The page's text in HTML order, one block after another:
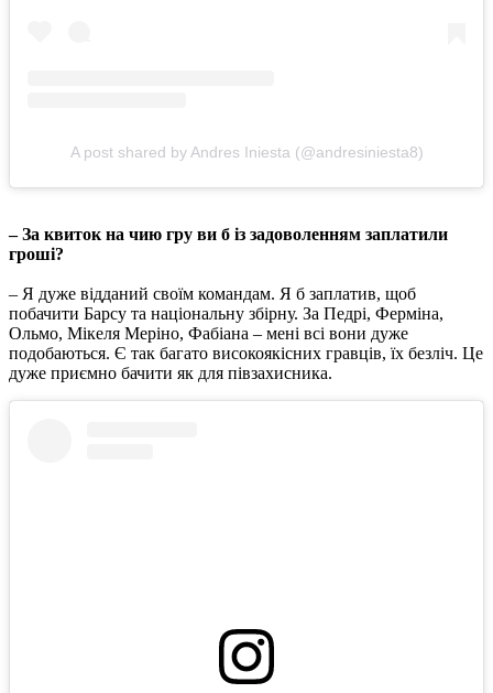
A post shared by Andres Iniesta (@andresiniesta8)
– За квиток на чию гру ви б із задоволенням заплатили
гроші?
– Я дуже відданий своїм командам. Я б заплатив, щоб
побачити Барсу та національну збірну. За Педрі, Ферміна,
Ольмо, Мікеля Меріно, Фабіана – мені всі вони дуже
подобаються. Є так багато високоякісних гравців, їх безліч. Це
дуже приємно бачити як для півзахисника.